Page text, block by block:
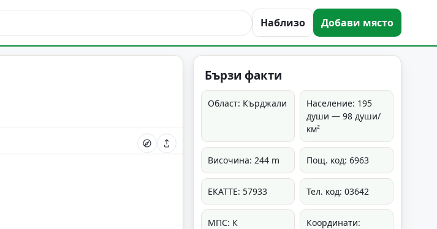
Наблизо Добави място
Бързи факти
Област: Кърджали
Население: 195
души — 98 души/
км²
Височина: 244 m Пощ. код: 6963
ЕКАТТЕ: 57933 Тел. код: 03642
МПС: К
Координати: